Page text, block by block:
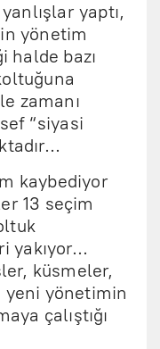
yaptı,
yönetim
halde bazı
zamanı
“siyasi
kaybediyor
13 seçim
yakıyor...
küsmeler,
yeni yönetimin
çalıştığı